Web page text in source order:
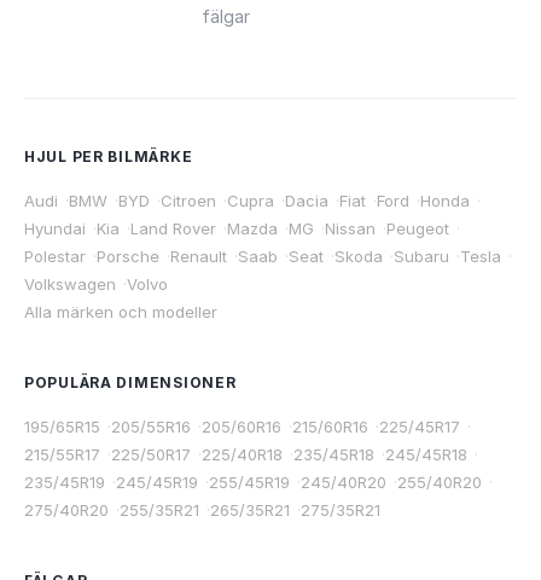
fälgar
HJUL PER BILMÄRKE
Audi ·BMW ·BYD ·Citroen ·Cupra ·Dacia ·Fiat ·Ford ·Honda ·
Hyundai ·Kia ·Land Rover ·Mazda ·MG ·Nissan ·Peugeot ·
Polestar ·Porsche ·Renault ·Saab ·Seat ·Skoda ·Subaru ·Tesla ·
Volkswagen ·Volvo
Alla märken och modeller
POPULÄRA DIMENSIONER
195/65R15 ·205/55R16 ·205/60R16 ·215/60R16 ·225/45R17 ·
215/55R17 ·225/50R17 ·225/40R18 ·235/45R18 ·245/45R18 ·
235/45R19 ·245/45R19 ·255/45R19 ·245/40R20 ·255/40R20 ·
275/40R20 ·255/35R21 ·265/35R21 ·275/35R21